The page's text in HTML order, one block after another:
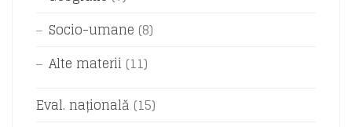
Socio-umane (8)
Alte materii (11)
Eval. națională (15)